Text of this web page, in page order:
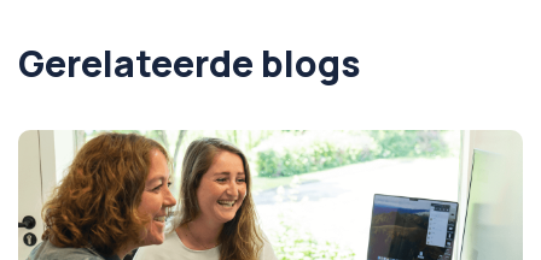
Gerelateerde blogs